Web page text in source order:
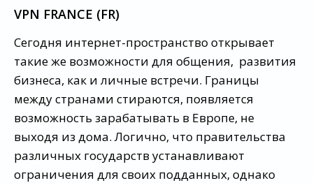
VPN FRANCE (FR)
Сегодня интернет-пространство открывает
такие же возможности для общения, развития
бизнеса, как и личные встречи. Границы
между странами стираются, появляется
возможность зарабатывать в Европе, не
выходя из дома. Логично, что правительства
различных государств устанавливают
ограничения для своих подданных, однако